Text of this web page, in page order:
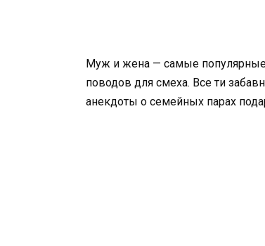
Муж и жена — самые популярные
поводов для смеха. Все ти
анекдоты о семейных парах